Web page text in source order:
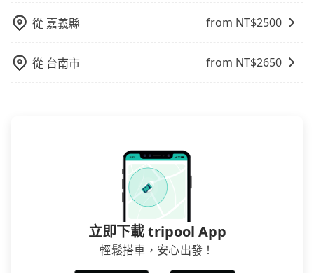
從 嘉義縣 from NT$2500
從 台南市 from NT$2650
立即下載 tripool App
輕鬆搭車，安心出發！